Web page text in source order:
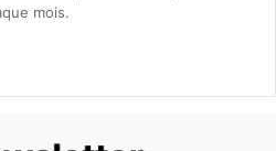
mois.